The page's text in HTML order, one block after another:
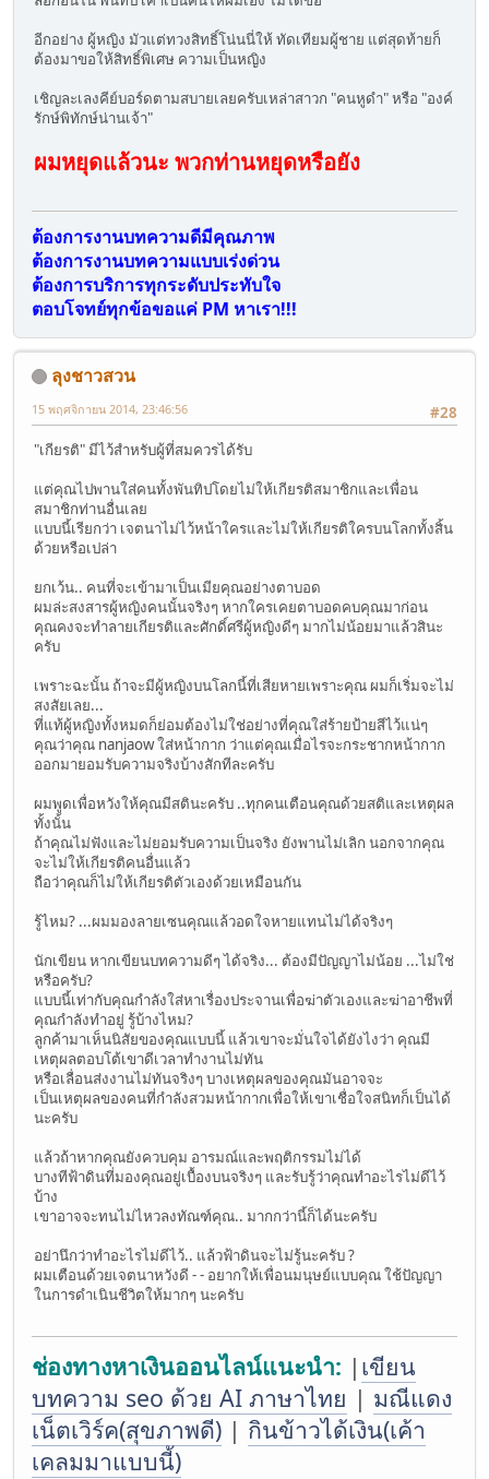
อีกอย่าง ผู้หญิง มัวแต่ทวงสิทธิ์โน่นนี่ให้ ทัดเทียมผู้ชาย แต่สุดท้ายก็
ต้องมาขอให้สิทธิ์พิเศษ ความเป็นหญิง
เชิญละเลงคีย์บอร์ดตามสบายเลยครับเหล่าสาวก "คนหูดำ" หรือ "องค์
รักษ์พิทักษ์น่านเจ้า"
ผมหยุดแล้วนะ พวกท่านหยุดหรือยัง
ต้องการงานบทความดีมีคุณภาพ
ต้องการงานบทความแบบเร่งด่วน
ต้องการบริการทุกระดับประทับใจ
ตอบโจทย์ทุกข้อขอแค่ PM หาเรา!!!
ลุงชาวสวน
#28
15 พฤศจิกายน 2014, 23:46:56
"เกียรติ" มีไว้สำหรับผู้ที่สมควรได้รับ
แต่คุณไปพานใส่คนทั้งพันทิปโดยไม่ให้เกียรติสมาชิกและเพื่อน
สมาชิกท่านอื่นเลย
แบบนี้เรียกว่า เจตนาไม่ไว้หน้าใครและไม่ให้เกียรติใครบนโลกทั้งสิ้น
ด้วยหรือเปล่า
ยกเว้น.. คนที่จะเข้ามาเป็นเมียคุณอย่างตาบอด
ผมล่ะสงสารผู้หญิงคนนั้นจริงๆ หากใครเคยตาบอดคบคุณมาก่อน
คุณคงจะทำลายเกียรติและศักดิ์ศรีผู้หญิงดีๆ มากไม่น้อยมาแล้วสินะ
ครับ
เพราะฉะนั้น ถ้าจะมีผู้หญิงบนโลกนี้ที่เสียหายเพราะคุณ ผมก็เริ่มจะไม่
สงสัยเลย...
ที่แท้ผู้หญิงทั้งหมดก็ย่อมต้องไม่ใช่อย่างที่คุณใส่ร้ายป้ายสีไว้แน่ๆ
คุณว่าคุณ nanjaow ใส่หน้ากาก ว่าแต่คุณเมื่อไรจะกระชากหน้ากาก
ออกมายอมรับความจริงบ้างสักทีละครับ
ผมพูดเพื่อหวังให้คุณมีสตินะครับ ..ทุกคนเตือนคุณด้วยสติและเหตุผล
ทั้งนั้น
ถ้าคุณไม่ฟังและไม่ยอมรับความเป็นจริง ยังพานไม่เลิก นอกจากคุณ
จะไม่ให้เกียรติคนอื่นแล้ว
ถือว่าคุณก็ไม่ให้เกียรติตัวเองด้วยเหมือนกัน
รู้ไหม? ...ผมมองลายเซนคุณแล้วอดใจหายแทนไม่ได้จริงๆ
นักเขียน หากเขียนบทความดีๆ ได้จริง... ต้องมีปัญญาไม่น้อย ...ไม่ใช่
หรือครับ?
แบบนี้เท่ากับคุณกำลังใส่หาเรื่องประจานเพื่อฆ่าตัวเองและฆ่าอาชีพที่
คุณกำลังทำอยู่ รู้บ้างไหม?
ลูกค้ามาเห็นนิสัยของคุณแบบนี้ แล้วเขาจะมั่นใจได้ยังไงว่า คุณมี
เหตุผลตอบโต้เขาดีเวลาทำงานไม่ทัน
หรือเลื่อนส่งงานไม่ทันจริงๆ บางเหตุผลของคุณมันอาจจะ
เป็นเหตุผลของคนที่กำลังสวมหน้ากากเพื่อให้เขาเชื่อใจสนิทก็เป็นได้
นะครับ
แล้วถ้าหากคุณยังควบคุม อารมณ์และพฤติกรรมไม่ได้
บางทีฟ้าดินที่มองคุณอยู่เบื้องบนจริงๆ และรับรู้ว่าคุณทำอะไรไม่ดีไว้
บ้าง
เขาอาจจะทนไม่ไหวลงทัณฑ์คุณ.. มากกว่านี้ก็ได้นะครับ
อย่านึกว่าทำอะไรไม่ดีไว้.. แล้วฟ้าดินจะไม่รู้นะครับ ?
ผมเตือนด้วยเจตนาหวังดี - - อยากให้เพื่อนมนุษย์แบบคุณ ใช้ปัญญา
ในการดำเนินชีวิตให้มากๆ นะครับ
ช่องทางหาเงินออนไลน์แนะนำ: | เขียน
บทความ seo ด้วย AI ภาษาไทย | มณีแดง
เน็ตเวิร์ค(สุขภาพดี) | กินข้าวได้เงิน(เค้า
เคลมมาแบบนี้)